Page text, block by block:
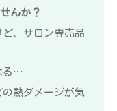
んか？
、サロン専売品
る…
の熱ダメージが気